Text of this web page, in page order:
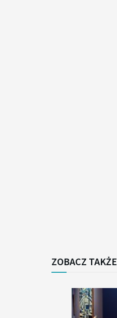
ZOBACZ TAKŻE